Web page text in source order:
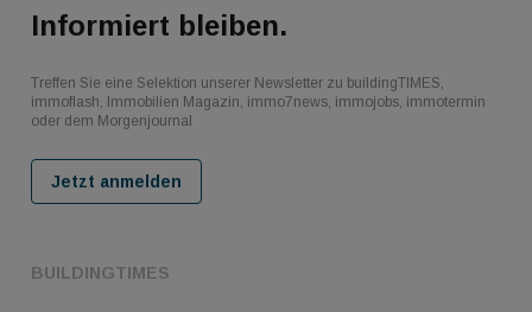
BUILDINGTIMES
Informiert bleiben.
Treffen Sie eine Selektion unserer Newsletter zu buildingTIMES,
immoflash, Immobilien Magazin, immo7news, immojobs, immotermin
oder dem Morgenjournal
Jetzt anmelden